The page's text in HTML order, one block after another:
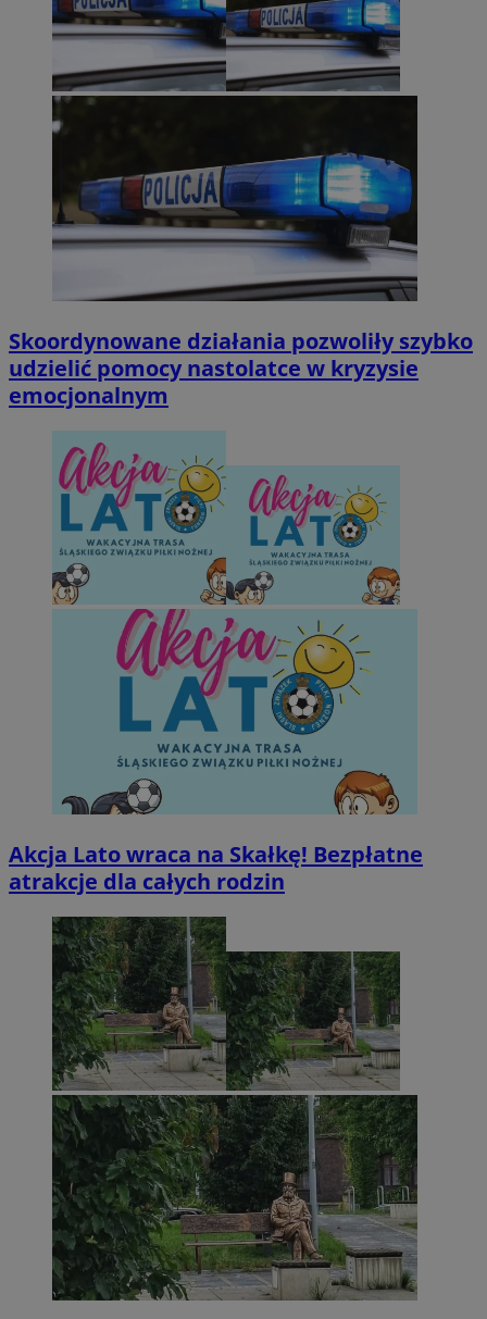
Skoordynowane działania pozwoliły szybko
udzielić pomocy nastolatce w kryzysie
emocjonalnym
Akcja Lato wraca na Skałkę! Bezpłatne
atrakcje dla całych rodzin